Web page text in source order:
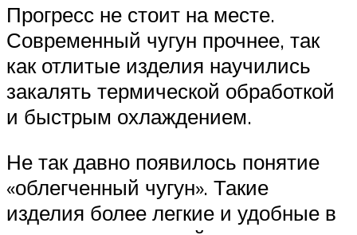
Прогресс не стоит на месте.
Современный чугун прочнее, так
как отлитые изделия научились
закалять термической обработкой
и быстрым охлаждением.
Не так давно появилось понятие
«облегченный чугун». Такие
изделия более легкие и удобные в